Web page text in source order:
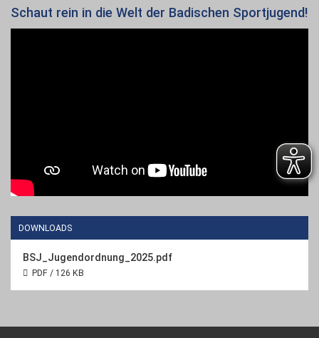
Schaut rein in die Welt der Badischen Sportjugend!
DOWNLOADS
BSJ_Jugendordnung_2025.pdf
PDF / 126 KB